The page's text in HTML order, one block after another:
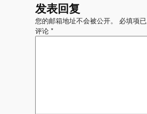
发表回复
您的邮箱地址不会被公开。 必填项
评论 *